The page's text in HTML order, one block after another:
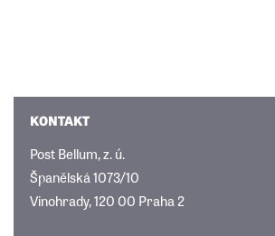
KONTAKT
Post Bellum, z. ú.
Španělská 1073/10
Vinohrady, 120 00 Praha 2